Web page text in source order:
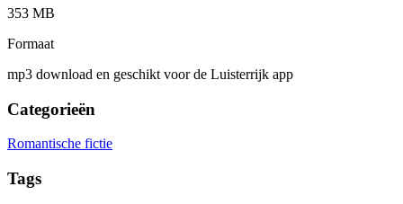
353 MB
Formaat
mp3 download en geschikt voor de Luisterrijk app
Categorieën
Romantische fictie
Tags